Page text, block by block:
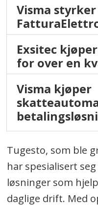
Visma
Exsitec
for over en
Visma kjøper
Tugesto, som ble
har spesialisert
løsninger som
daglige drift. Med